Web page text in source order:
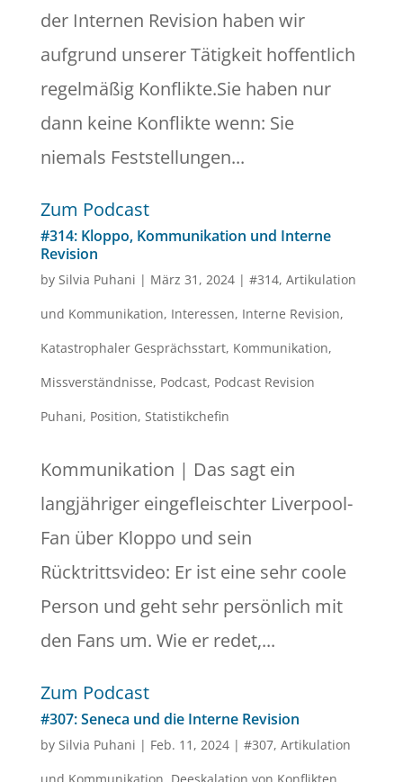
der Internen Revision haben wir
aufgrund unserer Tätigkeit hoffentlich
regelmäßig Konflikte.Sie haben nur
dann keine Konflikte wenn: Sie
niemals Feststellungen...
Zum Podcast
#314: Kloppo, Kommunikation und Interne
Revision
by Silvia Puhani | März 31, 2024| #314, Artikulation
und Kommunikation, Interessen, Interne Revision,
Katastrophaler Gesprächsstart, Kommunikation,
Missverständnisse, Podcast, Podcast Revision
Puhani, Position, Statistikchefin
Kommunikation | Das sagt ein
langjähriger eingefleischter Liverpool-
Fan über Kloppo und sein
Rücktrittsvideo: Er ist eine sehr coole
Person und geht sehr persönlich mit
den Fans um. Wie er redet,...
Zum Podcast
#307: Seneca und die Interne Revision
by Silvia Puhani | Feb. 11, 2024| #307, Artikulation